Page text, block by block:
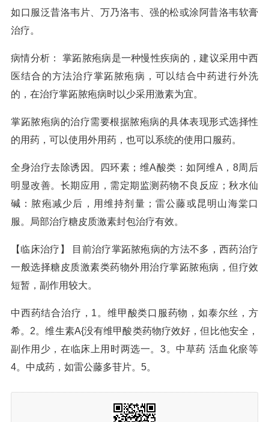
如口服泛昔洛韦片、万乃洛韦、强的松或涂阿昔洛韦软膏
治疗。
病情分析： 掌跖脓疱病是一种慢性疾病的，建议采用中西
医结合的方法治疗掌跖脓疱病，可以结合中药进行外洗
的，在治疗掌跖脓疱病时以少采用激素为宜。
掌跖脓疱病的治疗需要根据脓疱病的具体表现形式选择性
的用药，可以使用外用药，也可以系统的使用口服药。
全身治疗去除诱因。四环素；维A酸类：如阿维A，8周后
明显改善。长期应用，需定期监测药物不良反应；秋水仙
碱：脓疱减少后，用维持剂量；雷公藤或昆明山海棠口
服。局部治疗糖皮质激素封包治疗有效。
【临床治疗】 目前治疗掌跖脓疱病的方法不多，西药治疗
一般选择糖皮质激素类药物外用治疗掌跖脓疱病，但疗效
短暂，副作用较大。
中西药结合治疗，1。维甲酸类口服药物，如泰尔丝，方
希。2。维生素A{没有维甲酸类药物疗效好，但比他安全，
副作用少，在临床上用时两选一。3。中草药 活血化瘀等
4。中成药，如雷公藤多苷片。5。